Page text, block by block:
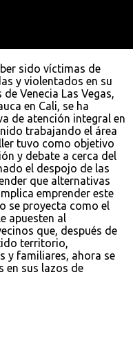
sido víctimas de
y violentados en su
Venecia Las Vegas,
en Cali, se ha
de atención integral en
trabajando el área
tuvo como objetivo
y debate a cerca del
el despojo de las
que alternativas
emprender este
se proyecta como el
apuesten al
que, después de
territorio,
y familiares, ahora se
en sus lazos de